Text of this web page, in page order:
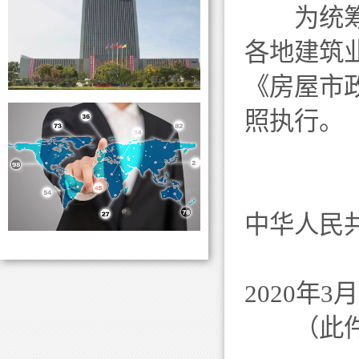
为统筹
各地建筑
《房屋
照执行。
中华人民
2020年3
（此件